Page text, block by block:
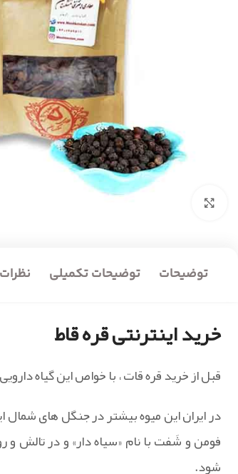
بزرگنمایی تصویر
توضیحات توضیحات تکمیلی نظرات
خرید اینترنتی قره قاط
قبل از خرید قره قات ، با خواص این گیاه
در ایران این میوه بیشتر در جنگل های شمال
فومن و شَفت با نام «سیاه دار» و در تالش و
شود.